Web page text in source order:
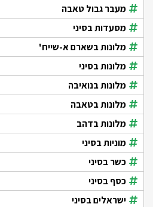
מעבר גבול טאבה
מסעדות בסיני
מלונות בשארם א-שייח'
מלונות בסיני
מלונות בנואיבה
מלונות בטאבה
מלונות בדהב
מוניות בסיני
כשר בסיני
כסף בסיני
ישראלים בסיני